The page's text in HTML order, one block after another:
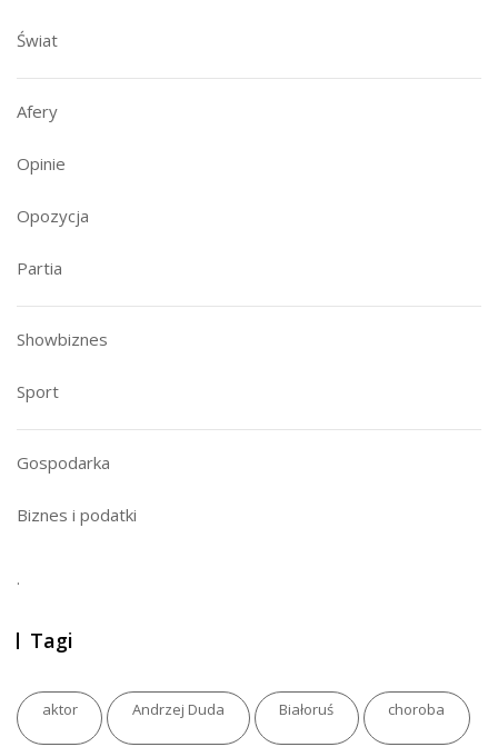
Świat
Afery
Opinie
Opozycja
Partia
Showbiznes
Sport
Gospodarka
Biznes i podatki
.
Tagi
aktor Andrzej Duda Białoruś choroba